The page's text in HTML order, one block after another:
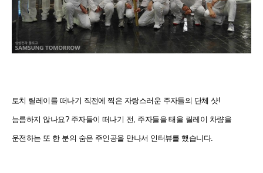
토치 릴레이를 떠나기 직전에 찍은 자랑스러운 주자들의 단체 샷!
늠름하지 않나요? 주자들이 떠나기 전, 주자들을 태울 릴레이 차량을
운전하는 또 한 분의 숨은 주인공을 만나서 인터뷰를 했습니다.